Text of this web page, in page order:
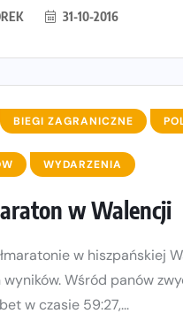
31-10-2016
BIEGI ZAGRANICZNE
WYDARZENIA
w Walencji
w hiszpańskiej
Wśród panów
w czasie 59:27,...